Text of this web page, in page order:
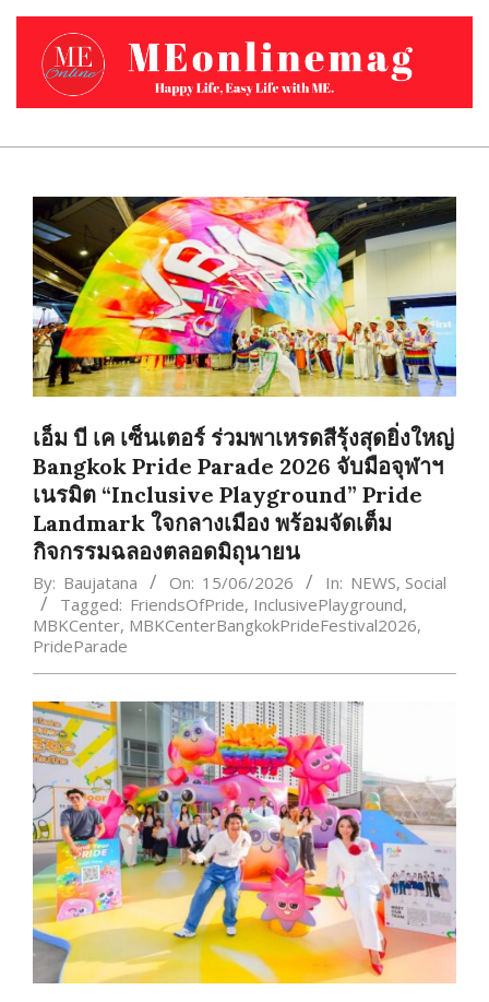
Skip
content
Primary
เอ็ม บี เค เซ็นเตอร์ ร่วมพาเหรดสีรุ้งสุดยิ่งใหญ่
Bangkok Pride Parade 2026 จับมือจุฬาฯ
เนรมิต “Inclusive Playground” Pride
Landmark ใจกลางเมือง พร้อมจัดเต็ม
กิจกรรมฉลองตลอดมิถุนายน
By: Baujatana On: 15/06/2026 In: NEWS, Social
Tagged: FriendsOfPride, InclusivePlayground,
MBKCenter, MBKCenterBangkokPrideFestival2026,
PrideParade